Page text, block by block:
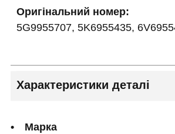
Оригінальний номер:
5G9955707, 5K6955435,
Характеристики деталі
Марка